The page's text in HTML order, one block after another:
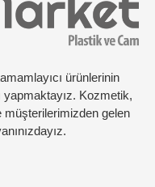
ürünlerinin
yapmaktayız. Kozmetik,
müşterilerimizden gelen